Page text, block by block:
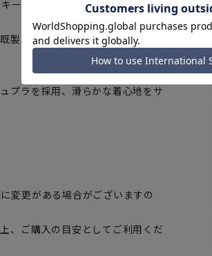
ープ。
製品でありながらオーダーメイド
プラを採用、滑らかな着心地をサ
変更がある場合がございますの
、ご購入の目安としてご利用くだ